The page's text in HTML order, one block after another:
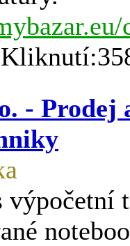
- Prodej
výpočetní